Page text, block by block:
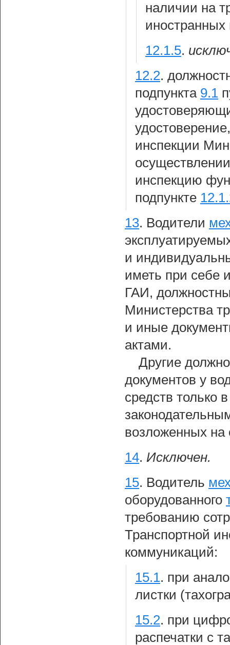
наличии на
иностранных
12.1.5.
12.2.
подпункта 9.1
инспекции
инспекцию
подпункте
13. Водители
и
иметь при себе
ГАИ,
Министерства
и иные
актами.
Другие
документов у
средств только
возложенных на
14. Исключен.
15. Водитель
оборудованного
требованию
Транспортной
коммуникаций:
15.1. при
листки
15.2. при
распечатки с